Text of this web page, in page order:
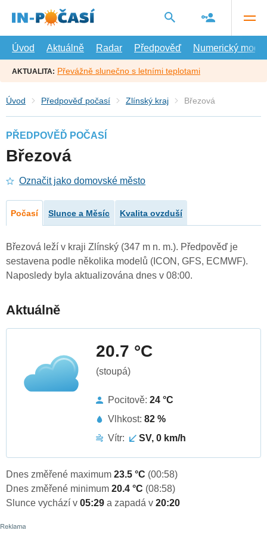
hlavní
Úvod
Aktuálně Radar Předpověď Numerický model
AKTUALITA: Převážně slunečno s letními teplotami
Úvod Předpověď počasí Zlínský kraj Březová
PŘEDPOVĚĎ POČASÍ
Březová
Označit jako domovské město
Počasí Slunce a Měsíc Kvalita ovzduší
Březová leží v kraji Zlínský (347 m n. m.). Předpověď je
sestavena podle několika modelů (ICON, GFS, ECMWF).
Naposledy byla aktualizována dnes v 08:00.
Aktuálně
20.7 °C
(stoupá)
Pocitově: 24 °C
Vlhkost: 82 %
Vítr:
SV, 0 km/h
Dnes změřené maximum 23.5 °C (00:58)
Dnes změřené minimum 20.4 °C (08:58)
Slunce vychází v 05:29 a zapadá v 20:20